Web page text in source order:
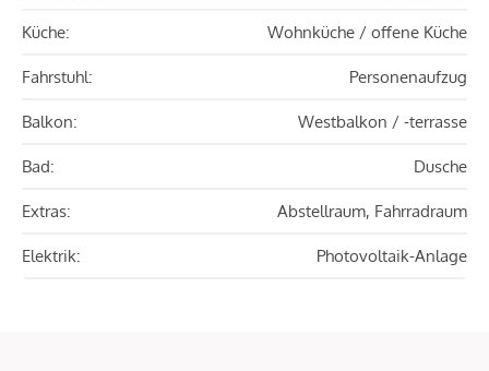
Küche: Wohnküche / offene Küche
Fahrstuhl: Personenaufzug
Balkon: Westbalkon / -terrasse
Bad: Dusche
Extras: Abstellraum, Fahrradraum
Elektrik: Photovoltaik-Anlage